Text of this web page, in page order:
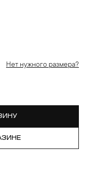
Нет нужного размера?